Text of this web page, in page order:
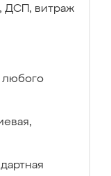
ДСП, витраж
любого